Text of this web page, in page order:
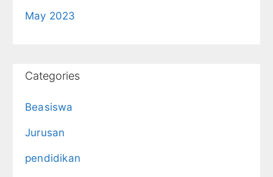
May 2023
Categories
Beasiswa
Jurusan
pendidikan